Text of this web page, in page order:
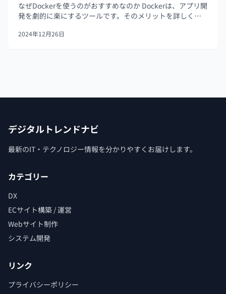
なぜDockerを使うのがおすすめなのか Dockerは、アプリ開
発を劇的に楽にするツールです。そのメリットを詳しく見
構築では、OSに様々なソフトウェアやライブラリをインス
2024年12月26日
デジタルトレンドナビ
最新のIT・テクノロジー情報を分かりやすくお届けします。
カテゴリー
DX
ECサイト構築 / 運営
Webサイト制作
システム開発
リンク
プライバシーポリシー